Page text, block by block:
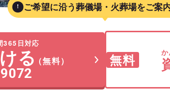
ご希望に沿う葬儀場・火葬場をご案
365日対応
る （無料） 無料